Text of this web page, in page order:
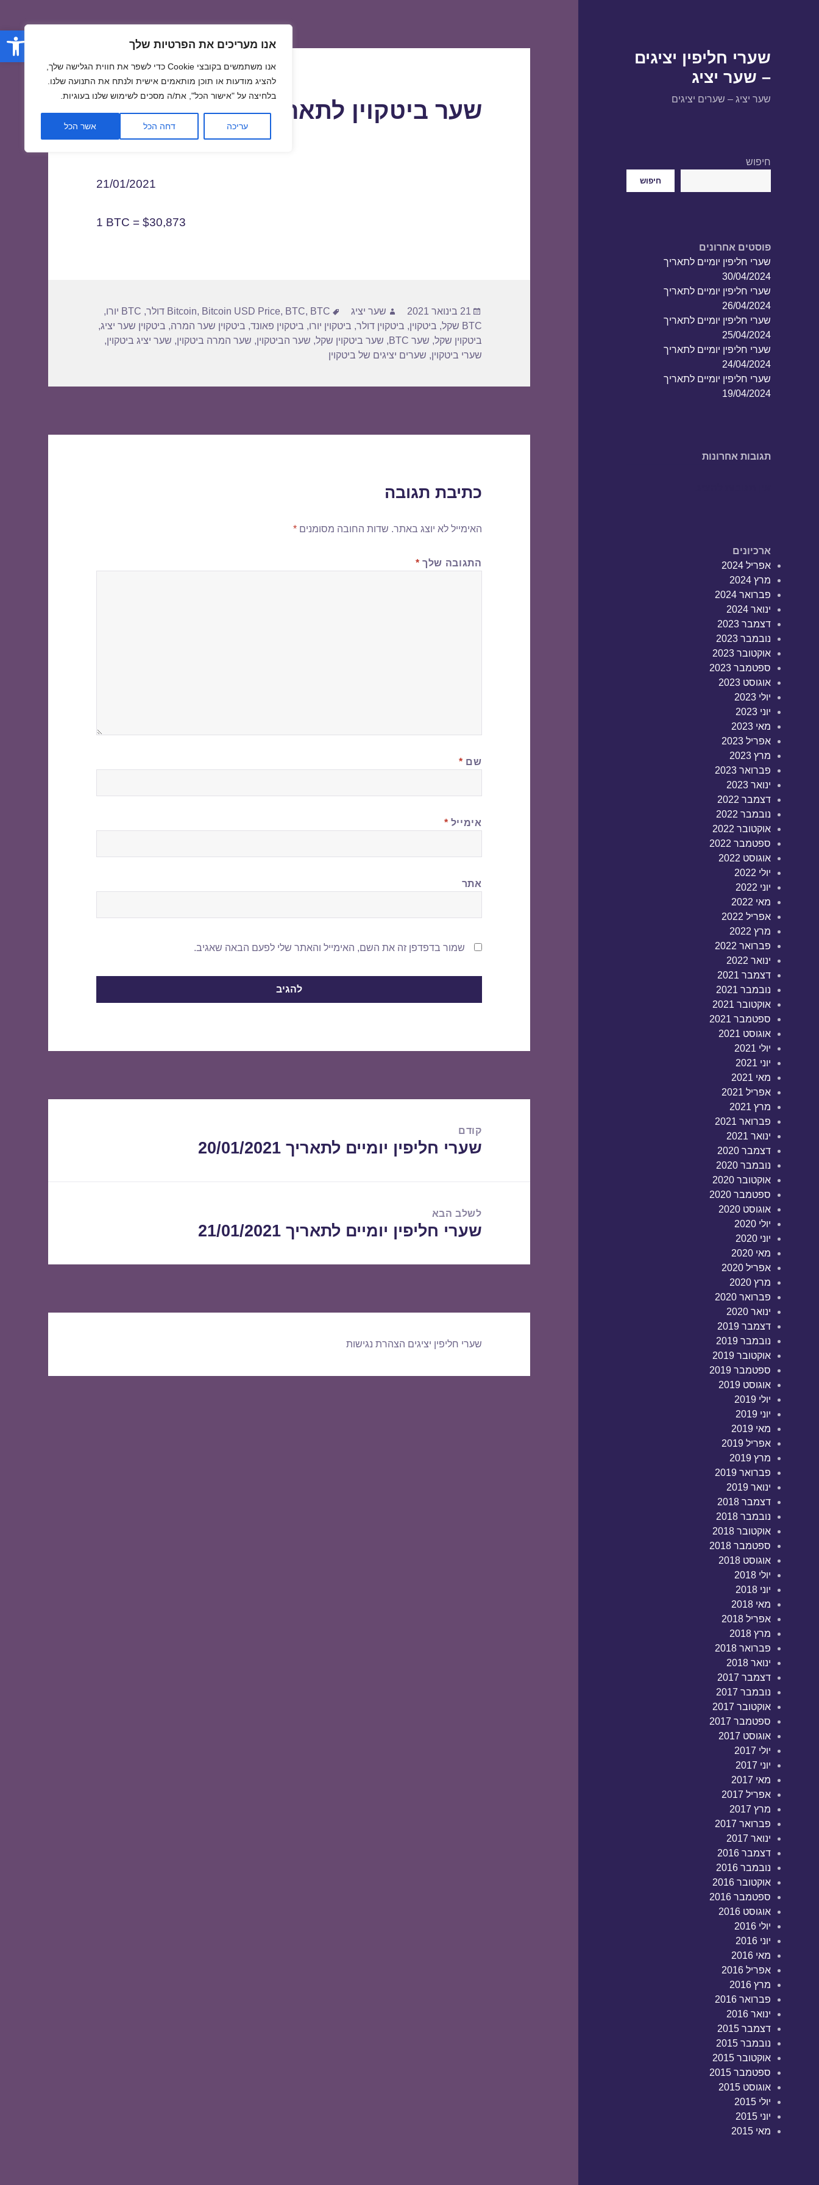
פתח אנו מעריכים את הפרטיות שלך
אנו משתמשים בקובצי Cookie כדי לשפר את חווית הגלישה שלך,
להציג מודעות או תוכן מותאמים אישית ולנתח את התנועה שלנו.
בלחיצה על "אישור הכל", את/ה מסכים לשימוש שלנו בעוגיות.
עריכה דחה הכל אשר הכל
שערי חליפין יציגים
– שער יציג
שער יציג – שערים יציגים
חיפוש
חיפוש
פוסטים אחרונים
שערי חליפין יומיים לתאריך
30/04/2024
שערי חליפין יומיים לתאריך
26/04/2024
שערי חליפין יומיים לתאריך
25/04/2024
שערי חליפין יומיים לתאריך
24/04/2024
שערי חליפין יומיים לתאריך
19/04/2024
תגובות אחרונות
ארכיונים
אפריל 2024
מרץ 2024
פברואר 2024
ינואר 2024
דצמבר 2023
נובמבר 2023
אוקטובר 2023
ספטמבר 2023
אוגוסט 2023
יולי 2023
יוני 2023
מאי 2023
אפריל 2023
מרץ 2023
פברואר 2023
ינואר 2023
דצמבר 2022
נובמבר 2022
אוקטובר 2022
ספטמבר 2022
אוגוסט 2022
יולי 2022
יוני 2022
מאי 2022
אפריל 2022
מרץ 2022
פברואר 2022
ינואר 2022
דצמבר 2021
נובמבר 2021
אוקטובר 2021
ספטמבר 2021
אוגוסט 2021
יולי 2021
יוני 2021
מאי 2021
אפריל 2021
מרץ 2021
פברואר 2021
ינואר 2021
דצמבר 2020
נובמבר 2020
אוקטובר 2020
ספטמבר 2020
אוגוסט 2020
יולי 2020
יוני 2020
מאי 2020
אפריל 2020
מרץ 2020
פברואר 2020
ינואר 2020
דצמבר 2019
נובמבר 2019
אוקטובר 2019
ספטמבר 2019
אוגוסט 2019
יולי 2019
יוני 2019
מאי 2019
אפריל 2019
מרץ 2019
פברואר 2019
ינואר 2019
דצמבר 2018
נובמבר 2018
אוקטובר 2018
ספטמבר 2018
אוגוסט 2018
יולי 2018
יוני 2018
מאי 2018
אפריל 2018
מרץ 2018
פברואר 2018
ינואר 2018
דצמבר 2017
נובמבר 2017
אוקטובר 2017
ספטמבר 2017
אוגוסט 2017
יולי 2017
יוני 2017
מאי 2017
אפריל 2017
מרץ 2017
פברואר 2017
ינואר 2017
דצמבר 2016
נובמבר 2016
אוקטובר 2016
ספטמבר 2016
אוגוסט 2016
יולי 2016
יוני 2016
מאי 2016
אפריל 2016
מרץ 2016
פברואר 2016
ינואר 2016
דצמבר 2015
נובמבר 2015
אוקטובר 2015
ספטמבר 2015
אוגוסט 2015
יולי 2015
יוני 2015
מאי 2015
שער ביטקוין לתאריך 21/01/2021
21/01/2021
1 BTC = $30,873
פורסם
בתאריך
21 בינואר 2021 מחבר
שער יציג תגיות Bitcoin, Bitcoin USD Price, BTC, BTC דולר , BTC יורו
,
BTC שקל
, ביטקוין, ביטקוין דולר, ביטקוין יורו, ביטקוין פאונד, ביטקוין שער המרה, ביטקוין שער יציג,
ביטקוין שקל, שער BTC , שער ביטקוין שקל, שער הביטקוין, שער המרה ביטקוין, שער יציג ביטקוין,
שערי ביטקוין, שערים יציגים של ביטקוין
כתיבת תגובה
האימייל לא יוצג באתר. שדות החובה מסומנים*
התגובה שלך *
שם *
אימייל *
אתר
שמור בדפדפן זה את השם, האימייל והאתר שלי לפעם הבאה שאגיב.
קודם
הפוסט
שערי חליפין יומיים לתאריך 20/01/2021
לשלב הבא
הפוסט
שערי חליפין יומיים לתאריך 21/01/2021
שערי חליפין יציגים הצהרת נגישות